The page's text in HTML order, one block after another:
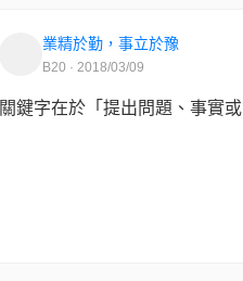
業精於勤，事立於豫
B20 · 2018/03/09
關鍵字在於「提出問題、事實